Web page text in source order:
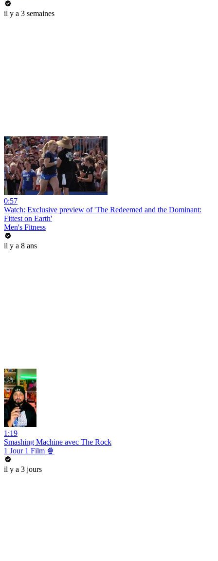
il y a 3 semaines
0:57
Watch: Exclusive preview of 'The Redeemed and the Dominant:
Fittest on Earth'
Men's Fitness
il y a 8 ans
1:19
Smashing Machine avec The Rock
1 Jour 1 Film 🍿
il y a 3 jours